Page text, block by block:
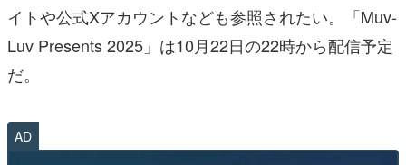
イトや公式Xアカウントなども参照されたい。「Muv-
Luv Presents 2025」は10月22日の22時から配信予定
だ。
AD